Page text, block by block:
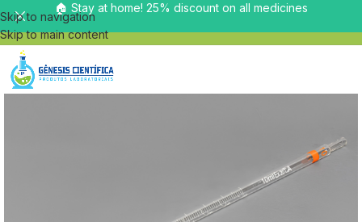
Skip to navigation
Skip to main content
🏠 Stay at home! 25% discount on all medicines